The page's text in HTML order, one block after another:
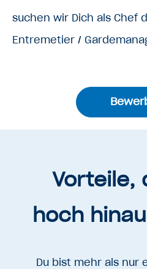
suchen wir Dich als Chef
Entremetier /
Vorteile,
hoch
Du bist mehr als nur